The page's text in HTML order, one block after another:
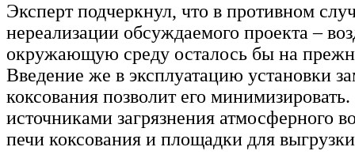
Эксперт подчеркнул, что в противном
нереализации обсуждаемого проекта –
окружающую среду осталось бы на
Введение же в эксплуатацию установки
коксования позволит его
источниками загрязнения атмосферного
печи коксования и площадки для